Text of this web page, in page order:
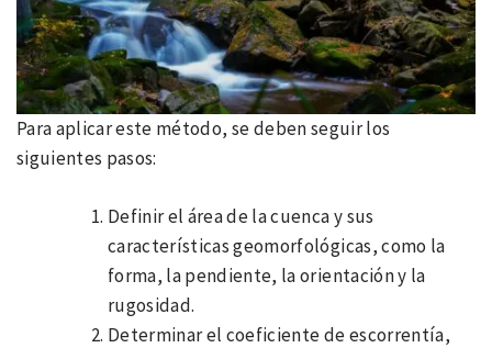
Para aplicar este método, se deben seguir los
siguientes pasos:
Definir el área de la cuenca y sus
características geomorfológicas, como la
forma, la pendiente, la orientación y la
rugosidad.
Determinar el coeficiente de escorrentía,